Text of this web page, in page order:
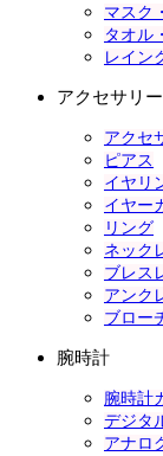
マスク
タオル
レイン
アクセサリ
アクセ
ピアス
イヤリ
イヤー
リング
ネック
ブレス
アンク
ブロー
腕時計
腕時計
デジタ
アナロ